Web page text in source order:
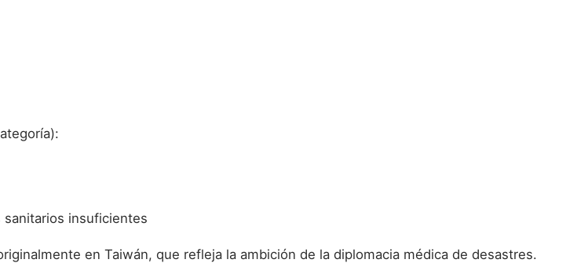
insuficientes
en Taiwán, que refleja la ambición de la diplomacia médica de desastres.